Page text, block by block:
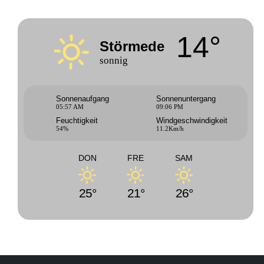
Störmede
sonnig 14°
Sonnenaufgang
05:57 AM
Sonnenuntergang
09:06 PM
Feuchtigkeit
54%
Windgeschwindigkeit
11.2Km/h
DON
25°
FRE
21°
SAM
26°